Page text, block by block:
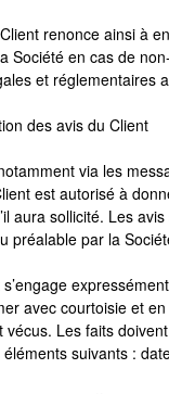
renonce ainsi à
Société en cas de
et réglementaires
des avis du Client
via les
est autorisé à
aura sollicité. Les
préalable par la
avec courtoisie et
vécus. Les faits
suivants :